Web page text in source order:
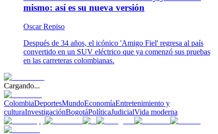
mismo: así es su nueva versión
Oscar Repiso
Después de 34 años, el icónico 'Amigo Fiel' regresa al país
convertido en un SUV eléctrico que ya comenzó sus pruebas
en las carreteras colombianas.
Cargando...
ColombiaDeportesMundoEconomíaEntretenimiento y
culturaInvestigaciónBogotáPolíticaJudicialVida moderna